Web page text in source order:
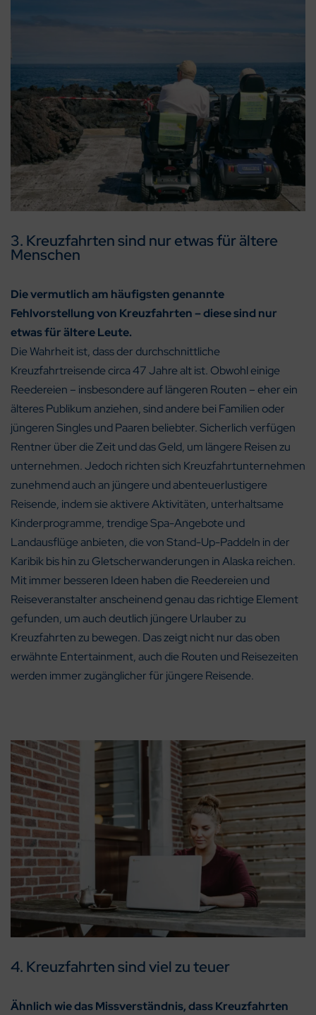
3. Kreuzfahrten sind nur etwas für ältere
Menschen
Die vermutlich am häufigsten genannte
Fehlvorstellung von Kreuzfahrten – diese sind nur
etwas für ältere Leute.
Die Wahrheit ist, dass der durchschnittliche
Kreuzfahrtreisende circa 47 Jahre alt ist. Obwohl einige
Reedereien – insbesondere auf längeren Routen – eher ein
älteres Publikum anziehen, sind andere bei Familien oder
jüngeren Singles und Paaren beliebter. Sicherlich verfügen
Rentner über die Zeit und das Geld, um längere Reisen zu
unternehmen. Jedoch richten sich Kreuzfahrtunternehmen
zunehmend auch an jüngere und abenteuerlustigere
Reisende, indem sie aktivere Aktivitäten, unterhaltsame
Kinderprogramme, trendige Spa-Angebote und
Landausflüge anbieten, die von Stand-Up-Paddeln in der
Karibik bis hin zu Gletscherwanderungen in Alaska reichen.
Mit immer besseren Ideen haben die Reedereien und
Reiseveranstalter anscheinend genau das richtige Element
gefunden, um auch deutlich jüngere Urlauber zu
Kreuzfahrten zu bewegen. Das zeigt nicht nur das oben
erwähnte Entertainment, auch die Routen und Reisezeiten
werden immer zugänglicher für jüngere Reisende.
4. Kreuzfahrten sind viel zu teuer
Ähnlich wie das Missverständnis, dass Kreuzfahrten